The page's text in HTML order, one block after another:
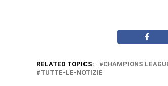
RELATED TOPICS: CHAMPIONS
TUTTE-LE-NOTIZIE